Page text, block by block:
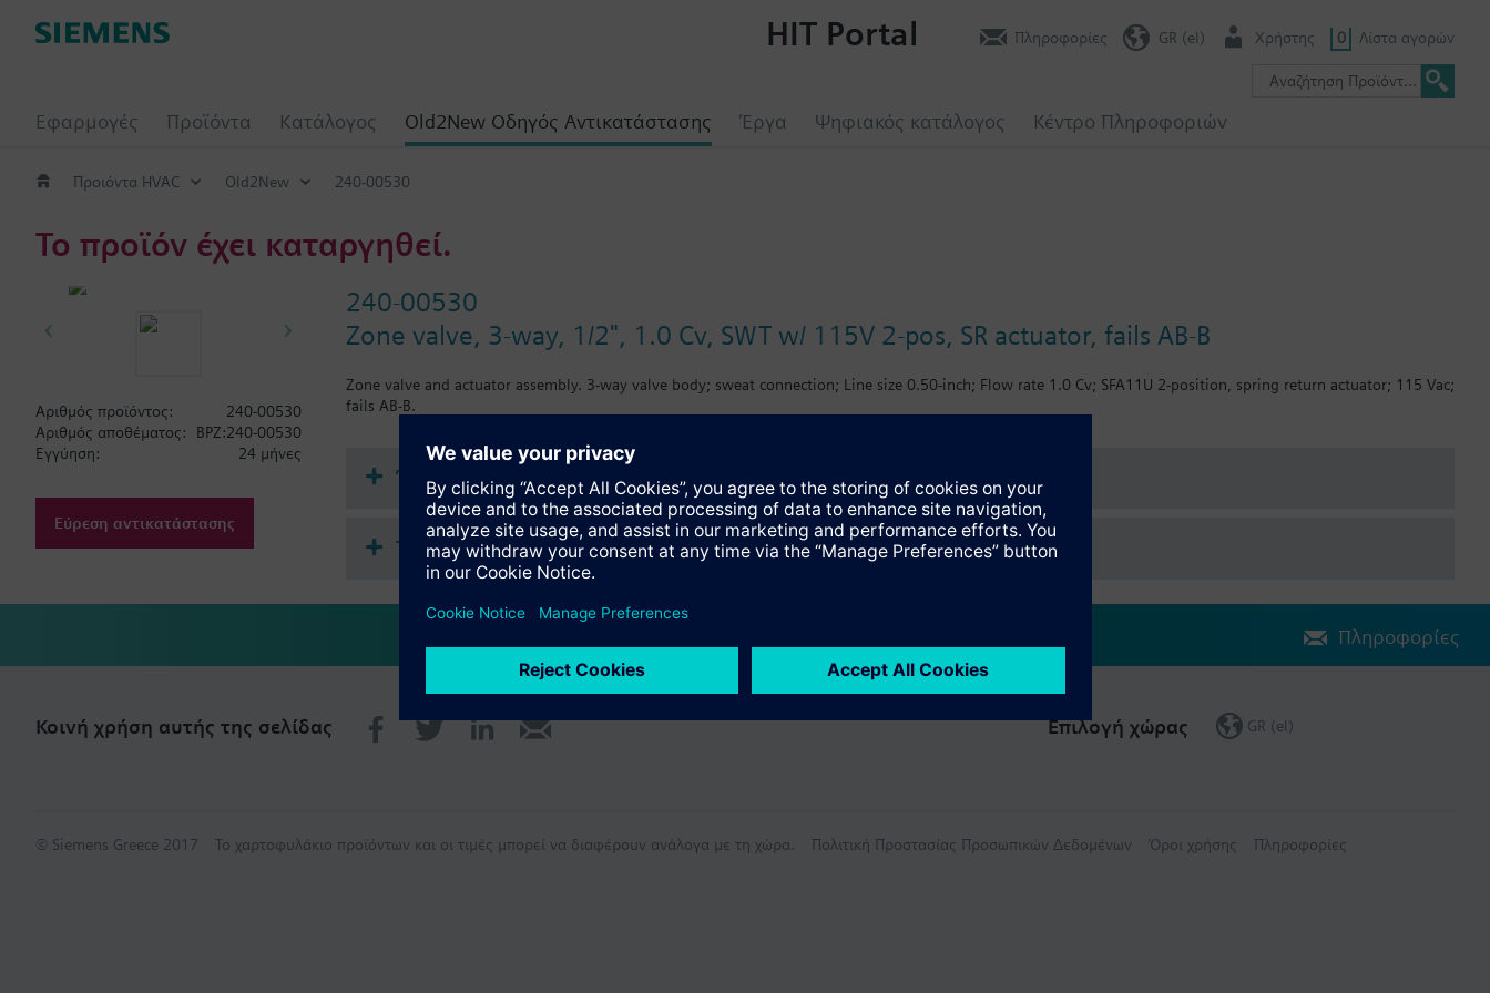
Εφαρμογές Προϊόντα Κατάλογος Old2New Οδηγός Αντικατάστασης Έργα Ψηφιακός κατάλογος Κέντρο Πληροφοριών
HIT Portal Πληροφορίες GR (el) Χρήστης 0 Λίστα αγορών
Προιόντα HVAC Old2New 240-00530
Το προϊόν έχει καταργηθεί.
240-00530
Zone valve, 3-way, 1/2", 1.0 Cv, SWT w/ 115V 2-pos, SR actuator, fails AB-B
Zone valve and actuator assembly. 3-way valve body; sweat connection; Line size 0.50-inch; Flow rate 1.0 Cv; SFA11U 2-position, spring return actuator; 115 Vac;
fails AB-B.
Αριθμός προϊόντος:
240-00530
Αριθμός αποθέματος:
BPZ:240-00530
Εγγύηση:
24 μήνες
Εύρεση αντικατάστασης
Έγγραφα
Τεχνική σύνοψη
Πληροφορίες
Κοινή χρήση αυτής της σελίδας Επιλογή χώρας GR (el)
© Siemens Greece 2017 Το χαρτοφυλάκιο προϊόντων και οι τιμές μπορεί να διαφέρουν ανάλογα με τη χώρα. Πολιτική Προστασίας Προσωπικών Δεδομένων Όροι χρήσης Πληροφορίες